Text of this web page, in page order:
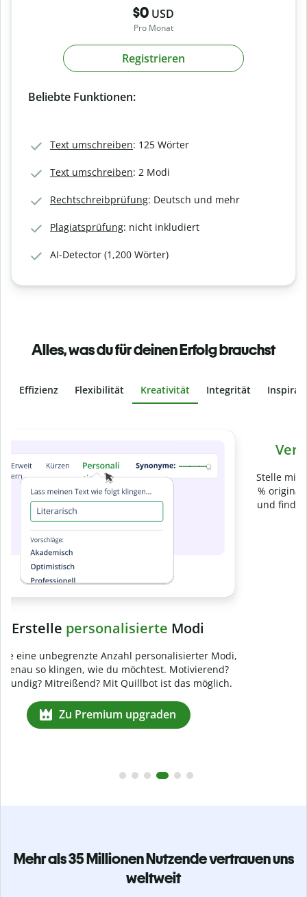
$0 USD
Pro Monat
Registrieren
Beliebte Funktionen:
Text umschreiben: 125 Wörter
Text umschreiben: 2 Modi
Rechtschreibprüfung: Deutsch und mehr
Plagiatsprüfung: nicht inkludiert
AI-Detector (1,200 Wörter)
Alles, was du für deinen Erfolg brauchst
Effizienz Flexibilität Kreativität Integrität
Verhindereversehentliches Plagiat
Stelle mit der Plagiatsprüfung sicher, dass dein Text zu 100
% original ist. Analysiere deine Arbeit in Sekundenschnelle
und finde fehlende Quellenangaben in über 100 Sprachen.
Zu Premium upgraden
Mehr als 35 Millionen Nutzende vertrauen uns
weltweit